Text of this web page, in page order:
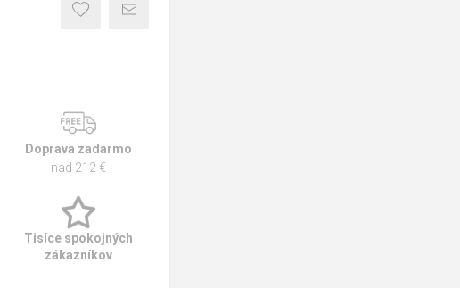
Doprava zadarmo
nad 212 €
Tisíce spokojných
zákazníkov